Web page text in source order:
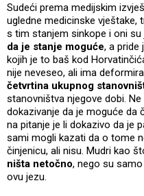
Sudeći prema medijskim
ugledne medicinske vještake,
s tim stanjem sinkope i oni
da je stanje moguće, a pride
kojih je to baš kod
nije neveseo, ali ima
četvrtina ukupnog
stanovništva njegove dobi.
dokazivanje da je moguće da
na pitanje je li dokazivo da je
sami mogli kazati da o tome
činjenicu, ali nisu. Mudri kao
ništa netočno, nego su
ovu jezu.